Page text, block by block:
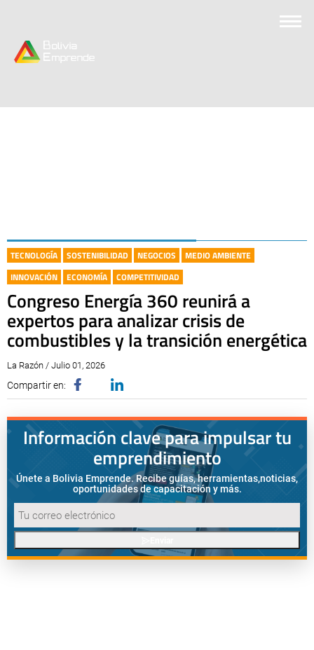
TECNOLOGÍA SOSTENIBILIDAD NEGOCIOS
MEDIO AMBIENTE
INNOVACIÓN
ECONOMÍA COMPETITIVIDAD
Congreso Energía 360 reunirá a
expertos para analizar crisis de
combustibles y la transición energética
La Razón / Julio 01, 2026
Compartir en:
Información clave para impulsar tu
emprendimiento
Únete a Bolivia Emprende. Recibe guías, herramientas,noticias,
oportunidades de capacitación y más.